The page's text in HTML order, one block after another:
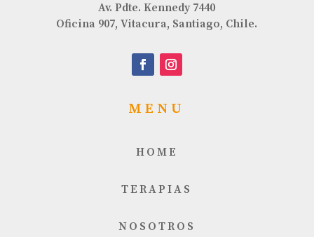
Av. Pdte. Kennedy 7440
Oficina 907, Vitacura, Santiago, Chile.
MENU
HOME
TERAPIAS
NOSOTROS